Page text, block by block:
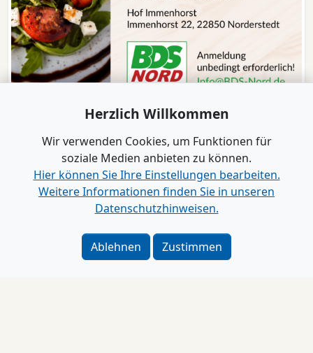
Herzlich Willkommen
Wir verwenden Cookies, um Funktionen für
soziale Medien anbieten zu können.
Hier können Sie Ihre Einstellungen bearbeiten.
Weitere Informationen finden Sie in unseren
Datenschutzhinweisen.
Ablehnen Zustimmen